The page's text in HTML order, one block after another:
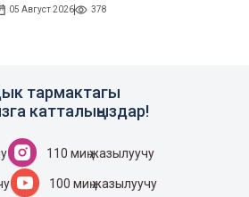
05 Август 2026 378
тармактагы
катталыңыздар!
110 миң жазылуучу
100 миң жазылуучу